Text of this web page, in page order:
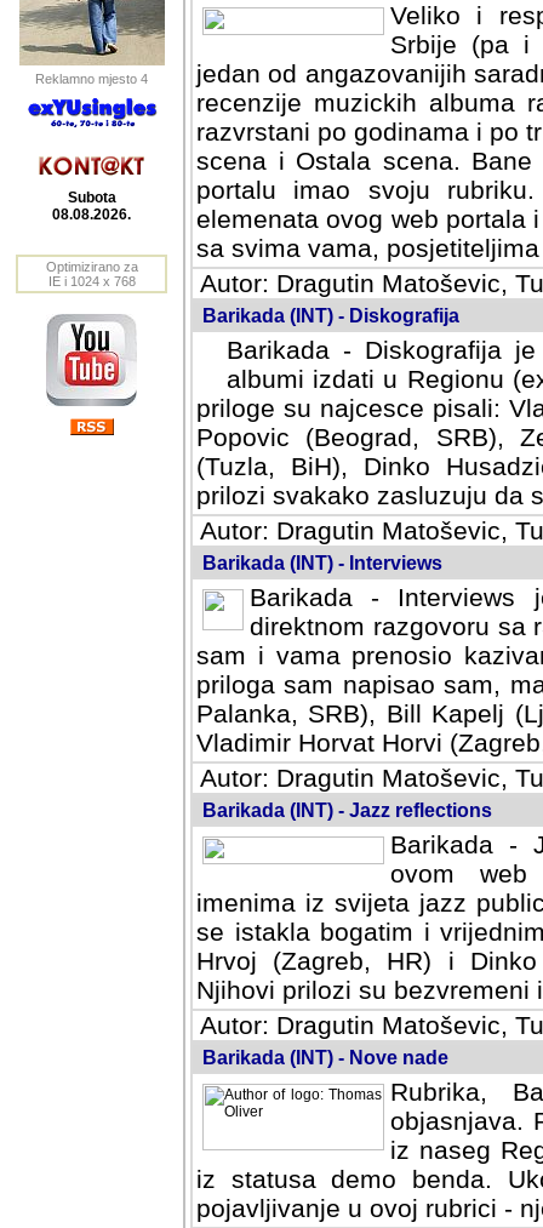
Reklamno mjesto 4
Subota
08.08.2026.
Optimizirano za
IE i 1024 x 768
Veliko i
Srbije (pa i
jedan od angazovanijih
recenzije muzickih albuma
razvrstani po godinama i po
scena i Ostala scena.
portalu imao svoju
elemenata ovog web portala
sa svima vama,
Autor: Dragutin Matoševic,
Barikada (INT) - Diskografija
Barikada - Diskografija
albumi izdati u Regionu
priloge su najcesce pisali:
Popovic (Beograd, SRB),
(Tuzla, BiH), Dinko
prilozi svakako zasluzuju da
Autor: Dragutin Matoševic,
Barikada (INT) - Interviews
Barikada -
direktnom razgovoru sa
sam i vama prenosio
priloga sam napisao sam,
Palanka, SRB), Bill Kapelj
Vladimir Horvat Horvi
Autor: Dragutin Matoševic,
Barikada (INT) - Jazz reflections
Barikada -
ovom web
imenima iz svijeta jazz
se istakla bogatim i
Hrvoj (Zagreb, HR) i
Njihovi prilozi su bezvremeni
Autor: Dragutin Matoševic,
Barikada (INT) - Nove nade
Rubrika,
objasnjava.
iz naseg
iz statusa demo benda.
pojavljivanje u ovoj rubrici -